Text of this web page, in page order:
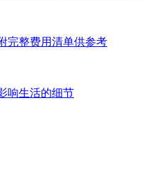
完整费用清单供参考
响生活的细节